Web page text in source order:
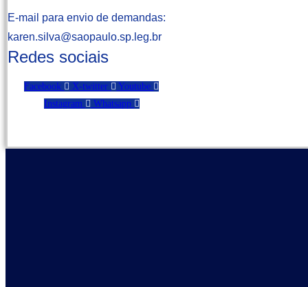
E-mail para envio de demandas:
karen.silva@saopaulo.sp.leg.br
Redes sociais
Facebook X-twitter
Youtube
Instagram
Whatsapp